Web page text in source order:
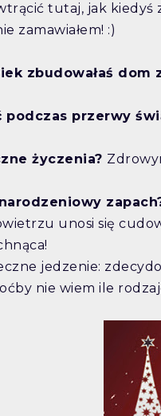
tutaj, jak kiedyś
zamawiałem! :)
zbudowałaś dom
podczas przerwy
życzenia?
unosi się
jedzenie:
nie wiem ile